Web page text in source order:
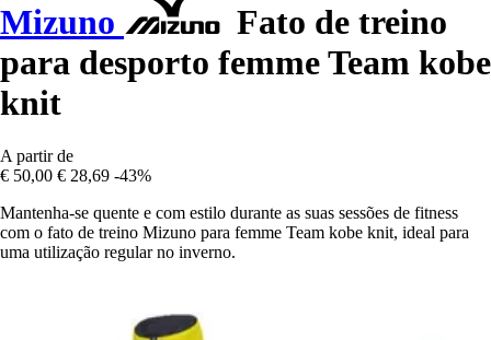
Mizuno
Fato de treino
para desporto femme Team kobe
knit
A partir de
€ 50,00 € 28,69 -43%
Mantenha-se quente e com estilo durante as suas sessões de fitness
com o fato de treino Mizuno para femme Team kobe knit, ideal para
uma utilização regular no inverno.